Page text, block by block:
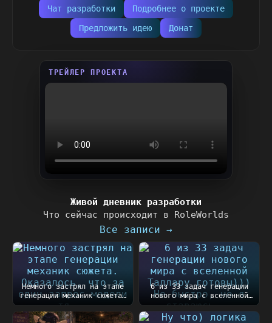
Чат разработки
Подробнее о проекте
Предложить идею
Донат
ТРЕЙЛЕР ПРОЕКТА
Живой дневник разработки
Что сейчас происходит в RoleWorlds
Все записи →
Немного застрял на этапе
генерации механик сюжета.
Оказалось, чт...
6 из 33 задач генерации
нового мира с вселенной
Таллару готовы))...